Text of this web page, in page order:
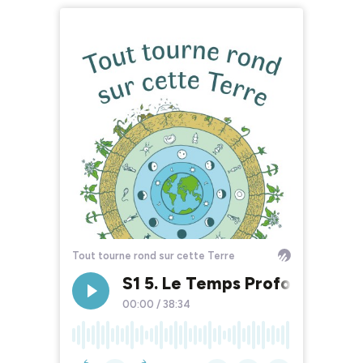
Tout tourne rond sur cette Terre
S1 5. Le Temps Profond,
00:00 / 38:34